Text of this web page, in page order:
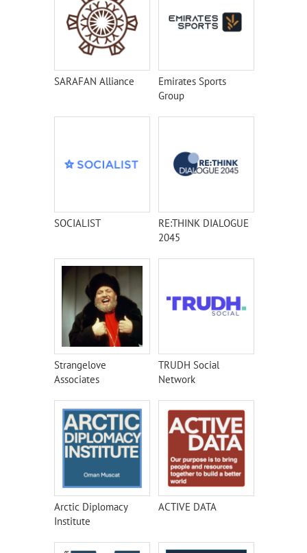
SARAFAN Alliance
Emirates Sports
Group
SOCIALIST
RE:THINK DIALOGUE
2045
Strangelove
Associates
TRUDH Social
Network
Arctic Diplomacy
Institute
ACTIVE DATA